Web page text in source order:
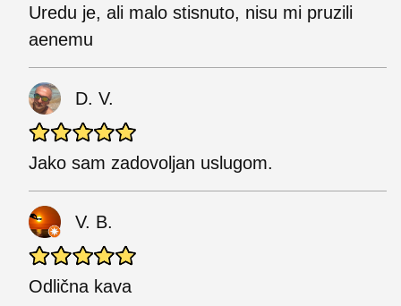
Uredu je, ali malo stisnuto, nisu mi pruzili
aenemu
D. V.
Jako sam zadovoljan uslugom.
V. B.
Odlična kava